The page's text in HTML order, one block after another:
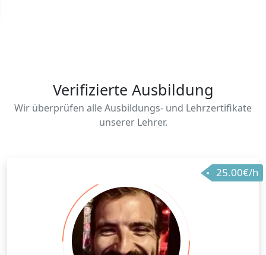
Verifizierte Ausbildung
Wir überprüfen alle Ausbildungs- und Lehrzertifikate
unserer Lehrer.
25.00€/h